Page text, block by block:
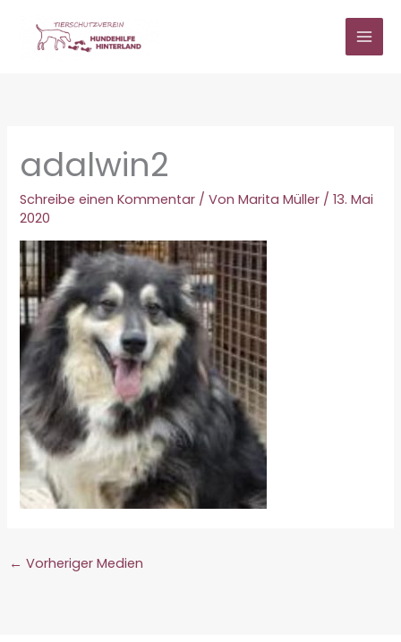
springen
adalwin2
Schreibe einen Kommentar / VonMarita Müller /13. Mai
2020
← Vorheriger Medien